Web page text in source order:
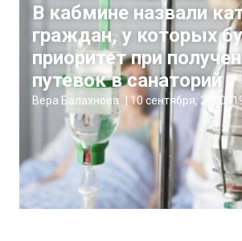
В кабмине назвали
граждан, у которых
приоритет при
путевок в санаторий
Вера Балахнова 10 сентября, 2020